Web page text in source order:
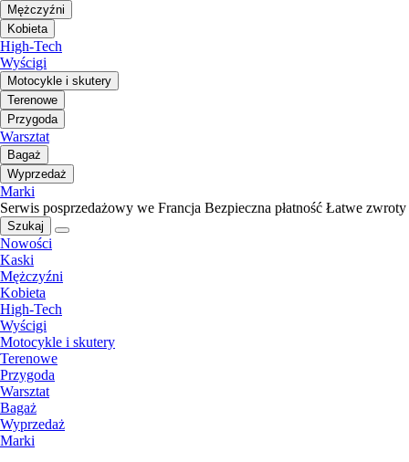
Mężczyźni
Kobieta
High-Tech
Wyścigi
Motocykle i skutery
Terenowe
Przygoda
Warsztat
Bagaż
Wyprzedaż
Marki
Serwis posprzedażowy we Francja Bezpieczna płatność Łatwe zwroty
Szukaj
Nowości
Kaski
Mężczyźni
Kobieta
High-Tech
Wyścigi
Motocykle i skutery
Terenowe
Przygoda
Warsztat
Bagaż
Wyprzedaż
Marki